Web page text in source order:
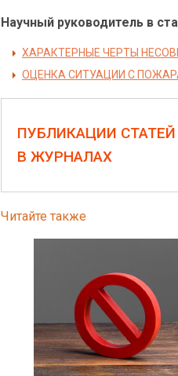
Научный руководитель в
ХАРАКТЕРНЫЕ ЧЕРТЫ
ОЦЕНКА СИТУАЦИИ С
ПУБЛИКАЦИИ СТАТЕЙ
В ЖУРНАЛАХ
Читайте также